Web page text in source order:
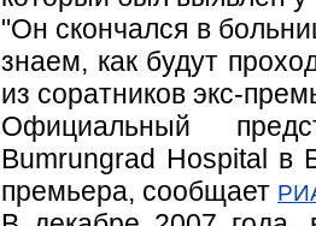
"Он скончался в
знаем, как будут
из соратников экс-
Официальный
Bumrungrad Hospital в
премьера, сообщает